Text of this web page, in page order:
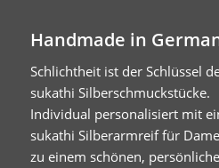
Handmade in
Schlichtheit ist der Schlüssel
sukathi Silberschmuckstücke.
Individual personalisiert mit
sukathi Silberarmreif für
zu einem schönen,